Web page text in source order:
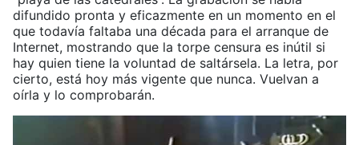
difundido pronta y eficazmente en un momento en el
que todavía faltaba una década para el arranque de
Internet, mostrando que la torpe censura es inútil si
hay quien tiene la voluntad de saltársela. La letra, por
cierto, está hoy más vigente que nunca. Vuelvan a
oírla y lo comprobarán.